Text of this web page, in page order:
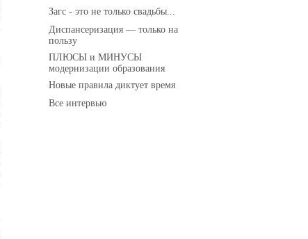
Загс - это не только свадьбы...
Диспансеризация — только на
пользу
ПЛЮСЫ и МИНУСЫ
модернизации образования
Новые правила диктует время
Все интервью